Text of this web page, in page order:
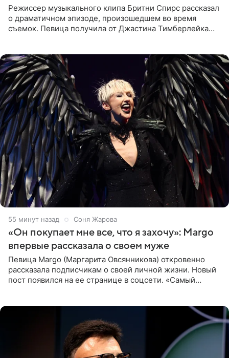
Режиссер музыкального клипа Бритни Спирс рассказал
о драматичном эпизоде, произошедшем во время
съемок. Певица получила от Джастина Тимберлейка
55 минут назад Соня Жарова
«Он покупает мне все, что я захочу»: Margo
впервые рассказала о своем муже
Певица Margo (Маргарита Овсянникова) откровенно
рассказала подписчикам о своей личной жизни. Новый
пост появился на ее странице в соцсети. «Самый